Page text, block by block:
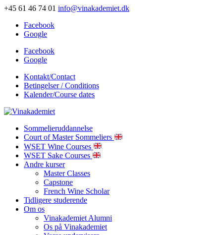
+45 61 46 74 01 info@vinakademiet.dk
Facebook
Google
Facebook
Google
Kontakt/Contact
Betingelser / Conditions
Kalender/Course dates
Sommelieruddannelse
Court of Master Sommeliers
WSET Wine Courses
WSET Sake Courses
Andre kurser
Master Classes
Capstone
French Wine Scholar
Tidligere studerende
Om os
Vinakademiet Alumni
Os på Vinakademiet